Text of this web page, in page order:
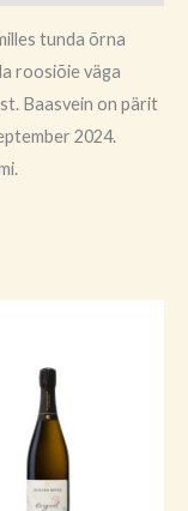
tunda õrna
roosiõie väga
Baasvein on pärit
2024.